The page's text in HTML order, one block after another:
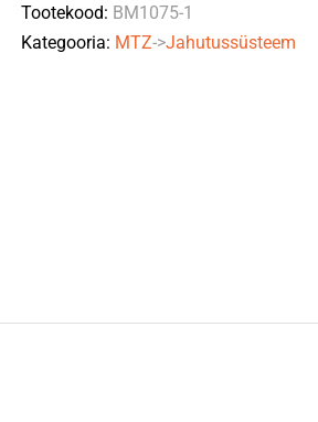
70-
1301075
Tootekood: BM1075-1
Kategooria: MTZ->Jahutussüsteem